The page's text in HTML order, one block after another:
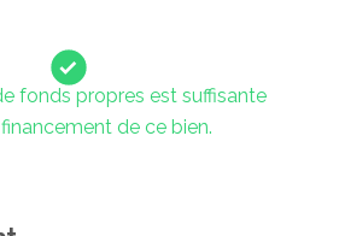
fonds propres est suffisante
de ce bien.